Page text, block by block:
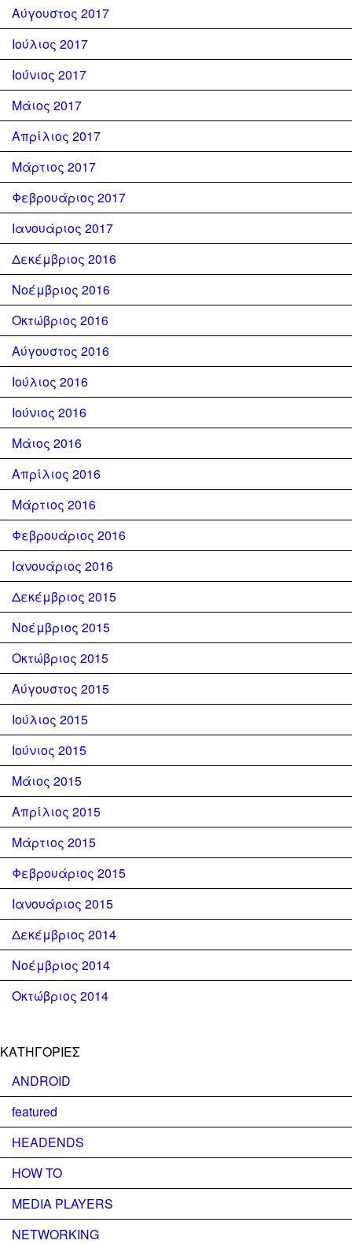
Αύγουστος 2017
Ιούλιος 2017
Ιούνιος 2017
Μάιος 2017
Απρίλιος 2017
Μάρτιος 2017
Φεβρουάριος 2017
Ιανουάριος 2017
Δεκέμβριος 2016
Νοέμβριος 2016
Οκτώβριος 2016
Αύγουστος 2016
Ιούλιος 2016
Ιούνιος 2016
Μάιος 2016
Απρίλιος 2016
Μάρτιος 2016
Φεβρουάριος 2016
Ιανουάριος 2016
Δεκέμβριος 2015
Νοέμβριος 2015
Οκτώβριος 2015
Αύγουστος 2015
Ιούλιος 2015
Ιούνιος 2015
Μάιος 2015
Απρίλιος 2015
Μάρτιος 2015
Φεβρουάριος 2015
Ιανουάριος 2015
Δεκέμβριος 2014
Νοέμβριος 2014
Οκτώβριος 2014
KΑΤΗΓΟΡΊΕΣ
ANDROID
featured
HEADENDS
HOW TO
MEDIA PLAYERS
NETWORKING